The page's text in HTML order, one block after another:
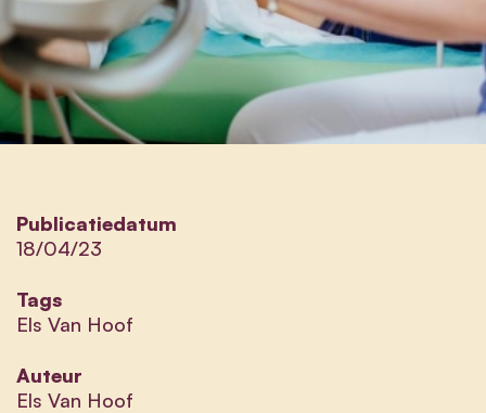
Publicatiedatum
18/04/23
Tags
Els Van Hoof
Auteur
Els Van Hoof